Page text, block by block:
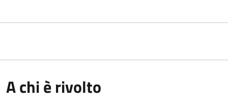
A chi è rivolto